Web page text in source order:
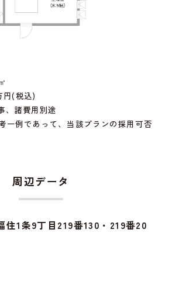
円(税込)
、諸費用別途
一例であって、当該プランの採用可否
周辺データ
住1条9丁目219番130・219番20